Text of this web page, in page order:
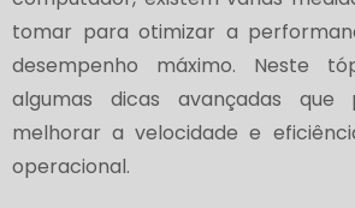
tomar para otimizar a
desempenho máximo. Neste
algumas dicas avançadas
melhorar a velocidade e
operacional.